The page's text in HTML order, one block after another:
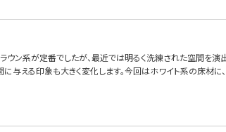
ウン系が定番でしたが、最近では明るく洗練された空間を演
与える印象も大きく変化します。今回はホワイト系の床材に